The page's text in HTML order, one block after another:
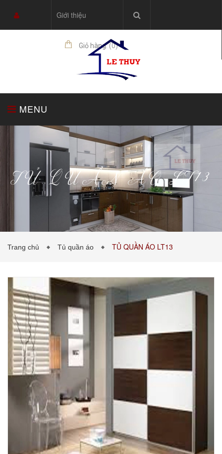
Giới thiệu
Giỏ hàng:(0)
MENU
TỦ BẾP THIẾT BỊ NHÀ BẾP
BẢNG GIÁ VẬT LIỆU LIÊN HỆ 0989043453
TỦ QUẦN ÁO LT13
Trang chủ Tủ quần áo TỦ QUẦN ÁO LT13